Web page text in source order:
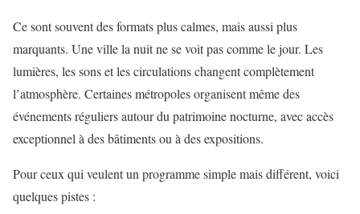
Ce sont souvent des formats plus calmes, mais aussi plus
marquants. Une ville la nuit ne se voit pas comme le jour. Les
lumières, les sons et les circulations changent complètement
l’atmosphère. Certaines métropoles organisent même des
événements réguliers autour du patrimoine nocturne, avec accès
exceptionnel à des bâtiments ou à des expositions.
Pour ceux qui veulent un programme simple mais différent, voici
quelques pistes :